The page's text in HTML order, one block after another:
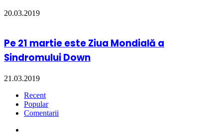
20.03.2019
Pe 21 martie este Ziua Mondială a
Sindromului Down
21.03.2019
Recent
Popular
Comentarii